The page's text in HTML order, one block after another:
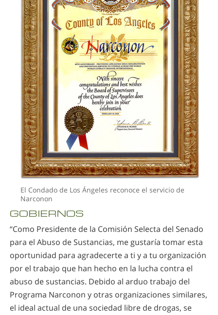
El Condado de Los Ángeles reconoce el servicio de
Narconon
GOBIERNOS
“Como Presidente de la Comisión Selecta del Senado
para el Abuso de Sustancias, me gustaría tomar esta
oportunidad para agradecerte a ti y a tu organización
por el trabajo que han hecho en la lucha contra el
abuso de sustancias. Debido al arduo trabajo del
Programa Narconon y otras organizaciones similares,
el ideal actual de una sociedad libre de drogas, se